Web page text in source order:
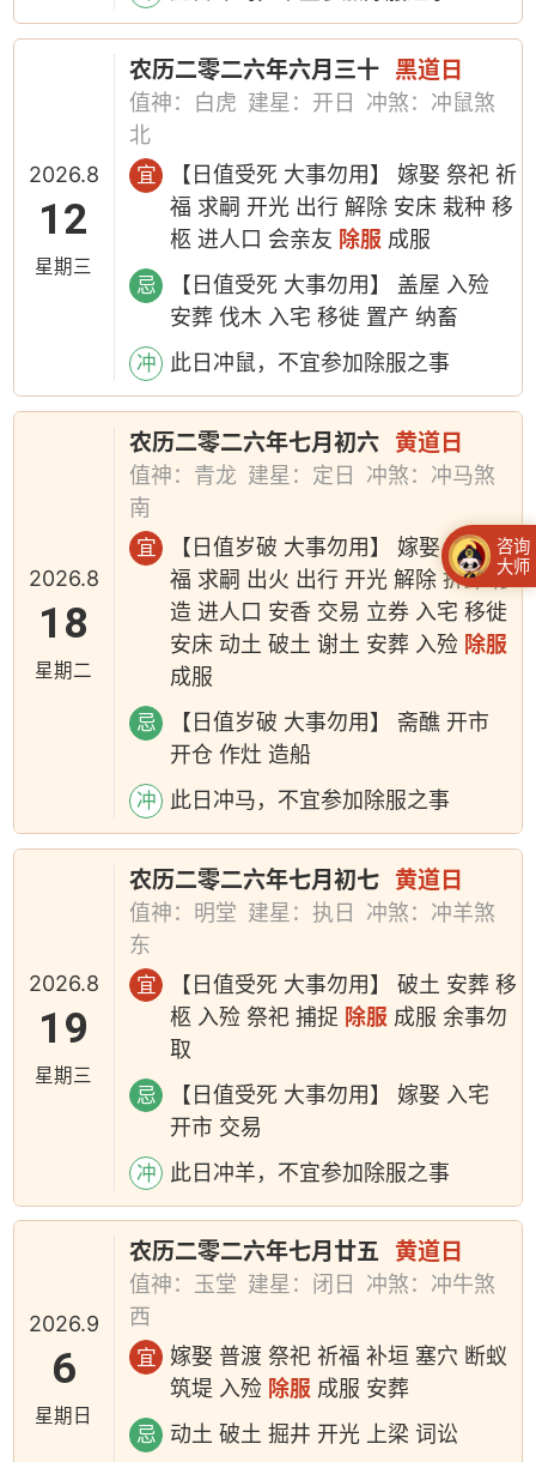
2026.8
12
星期三
农历二零二六年六月三十 黑道日
值神：白虎 建星：开日
冲煞：冲鼠煞
北
宜
【日值受死 大事勿用】 嫁娶 祭祀 祈
福 求嗣 开光 出行 解除 安床 栽种 移
柩 进人口 会亲友 除服 成服
忌
【日值受死 大事勿用】 盖屋 入殓
安葬 伐木 入宅 移徙 置产 纳畜
冲 此日冲鼠，不宜参加除服之事
2026.8
18
星期二
农历二零二六年七月初六 黄道日
值神：青龙 建星：定日
冲煞：冲马煞
南
宜
【日值岁破 大事勿用】 嫁娶 祭祀 祈
福 求嗣 出火 出行 开光 解除 拆卸 修
造 进人口 安香 交易 立券 入宅 移徙
安床 动土 破土 谢土 安葬 入殓 除服
成服
忌
【日值岁破 大事勿用】 斋醮 开市
开仓 作灶 造船
冲 此日冲马，不宜参加除服之事
2026.8
19
星期三
农历二零二六年七月初七 黄道日
值神：明堂 建星：执日
冲煞：冲羊煞
东
宜
【日值受死 大事勿用】 破土 安葬 移
柩 入殓 祭祀 捕捉 除服 成服 余事勿
取
忌
【日值受死 大事勿用】 嫁娶 入宅
开市 交易
冲 此日冲羊，不宜参加除服之事
2026.9
6
星期日
农历二零二六年七月廿五 黄道日
值神：玉堂 建星：闭日
冲煞：冲牛煞
西
宜
嫁娶 普渡 祭祀 祈福 补垣 塞穴 断蚁
筑堤 入殓 除服 成服 安葬
忌 动土 破土 掘井 开光 上梁 词讼
咨询
大师